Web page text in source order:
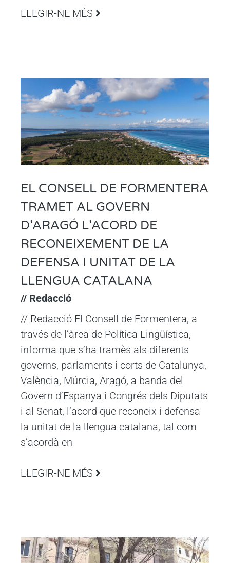
LLEGIR-NE MÉS
EL CONSELL DE FORMENTERA
TRAMET AL GOVERN
D’ARAGÓ L’ACORD DE
RECONEIXEMENT DE LA
DEFENSA I UNITAT DE LA
LLENGUA CATALANA
// Redacció
// Redacció El Consell de Formentera, a
través de l’àrea de Política Lingüística,
informa que s’ha tramès als diferents
governs, parlaments i corts de Catalunya,
València, Múrcia, Aragó, a banda del
Govern d’Espanya i Congrés dels Diputats
i al Senat, l’acord que reconeix i defensa
la unitat de la llengua catalana, tal com
s’acordà en
LLEGIR-NE MÉS